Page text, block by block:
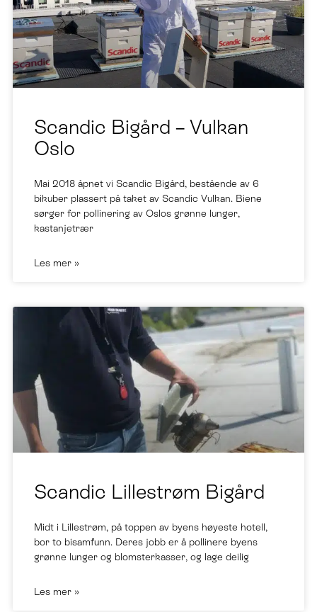
Scandic Bigård – Vulkan
Oslo
Mai 2018 åpnet vi Scandic Bigård, bestående av 6
bikuber plassert på taket av Scandic Vulkan. Biene
sørger for pollinering av Oslos grønne lunger,
kastanjetrær
Les mer »
Scandic Lillestrøm Bigård
Midt i Lillestrøm, på toppen av byens høyeste hotell,
bor to bisamfunn. Deres jobb er å pollinere byens
grønne lunger og blomsterkasser, og lage deilig
Les mer »